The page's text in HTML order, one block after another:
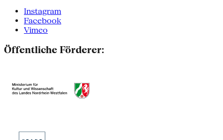
Instagram
Facebook
Vimeo
Öffentliche Förderer: